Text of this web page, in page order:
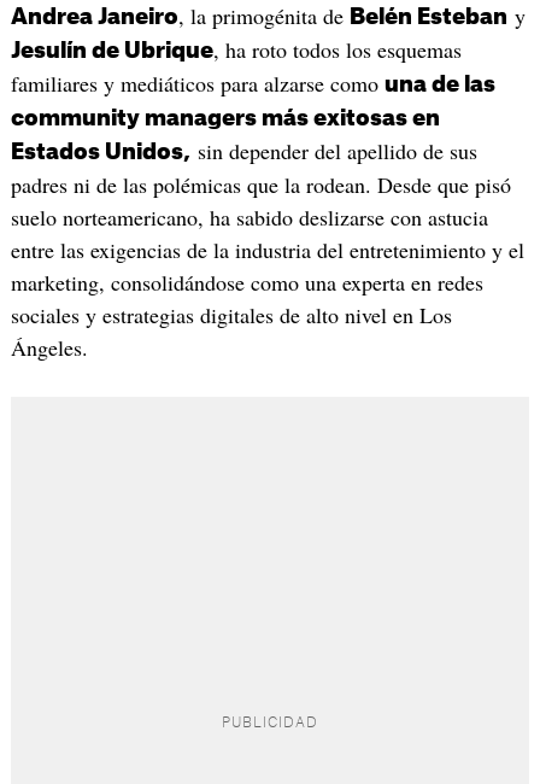
Andrea Janeiro, la primogénita de Belén Esteban y
Jesulín de Ubrique, ha roto todos los esquemas
familiares y mediáticos para alzarse como una de las
community managers más exitosas en
Estados Unidos, sin depender del apellido de sus
padres ni de las polémicas que la rodean. Desde que pisó
suelo norteamericano, ha sabido deslizarse con astucia
entre las exigencias de la industria del entretenimiento y el
marketing, consolidándose como una experta en redes
sociales y estrategias digitales de alto nivel en Los
Ángeles.